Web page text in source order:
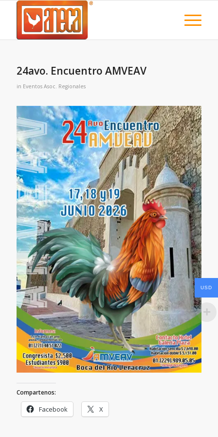
24avo. Encuentro AMVEAV
in Eventos Asoc. Regionales
Compartenos:
Facebook X
USD